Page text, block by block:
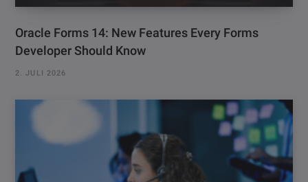
Oracle Forms 14: New Features Every Forms
Developer Should Know
2. JULI 2026